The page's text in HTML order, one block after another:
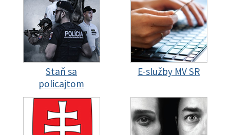
Staň sa
policajtom
E-služby MV SR